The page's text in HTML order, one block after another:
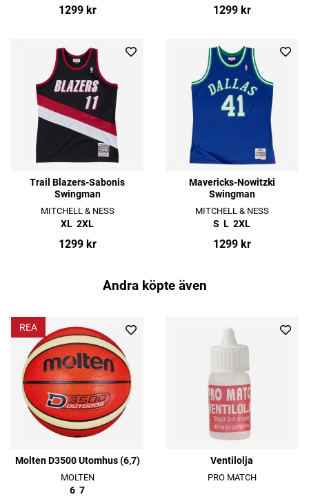
1299 kr 1299 kr
Trail Blazers-Sabonis
Swingman
MITCHELL & NESS
XL 2XL
1299 kr
Mavericks-Nowitzki
Swingman
MITCHELL & NESS
S L 2XL
1299 kr
Andra köpte även
REA
Molten D3500 Utomhus (6,7)
MOLTEN
6 7
Ventilolja
PRO MATCH